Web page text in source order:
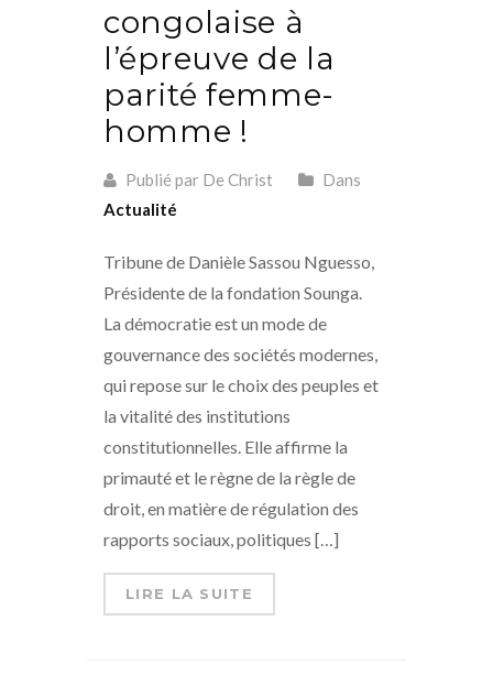
congolaise à
l’épreuve de la
parité femme-
homme !
Publié par De Christ
Dans
Actualité
Tribune de Danièle Sassou Nguesso,
Présidente de la fondation Sounga.
La démocratie est un mode de
gouvernance des sociétés modernes,
qui repose sur le choix des peuples et
la vitalité des institutions
constitutionnelles. Elle affirme la
primauté et le règne de la règle de
droit, en matière de régulation des
rapports sociaux, politiques […]
LIRE LA SUITE